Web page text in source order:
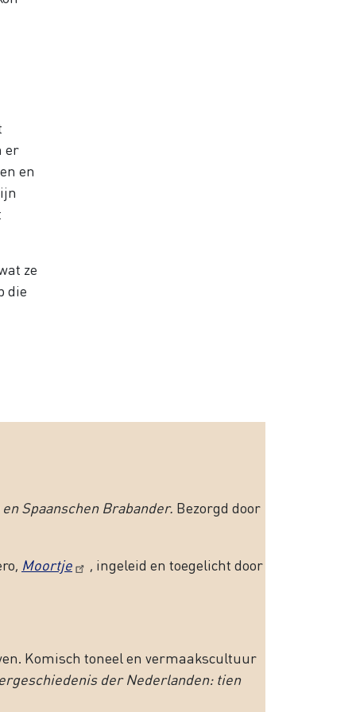
er
en
ze
die
Spaanschen Brabander. Bezorgd door
Moortje
, ingeleid en toegelicht door
Komisch toneel en vermaakscultuur
der Nederlanden: tien